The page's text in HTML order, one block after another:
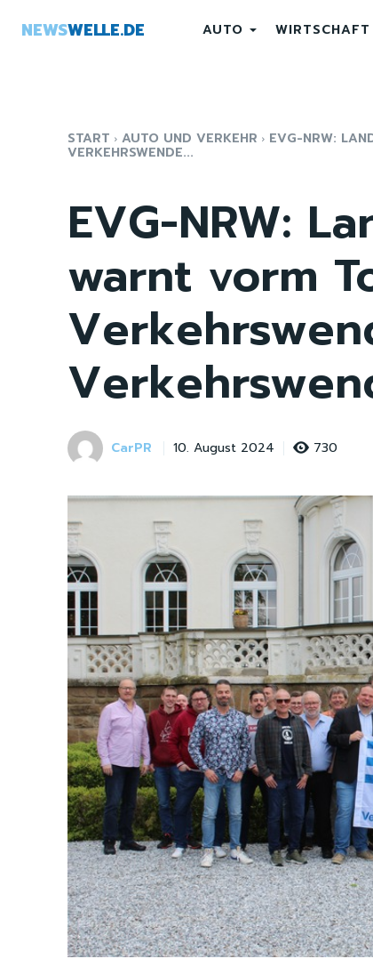
NEWSWELLE.DE AUTO WIRTSCHAFT
START AUTO UND VERKEHR EVG-NRW:
VERKEHRSWENDE...
EVG-NRW:
warnt vorm
CarPR 10. August 2024 730